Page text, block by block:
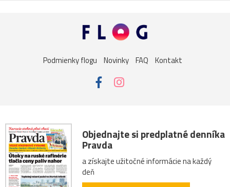
Podmienky flogu Novinky FAQ Kontakt
Objednajte si predplatné denníka
Pravda
a získajte užitočné informácie na každý
deň